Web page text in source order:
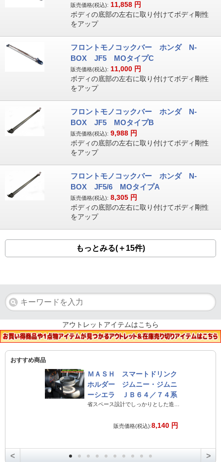
販売価格(税込): 11,858 円
ボディの底部の左右に取り付けてボディ剛性
をアップ
フロントモノコックバー ホンダ N-
BOX JF5 MOタイプC
販売価格(税込): 11,000 円
ボディの底部の左右に取り付けてボディ剛性
をアップ
フロントモノコックバー ホンダ N-
BOX JF5 MOタイプB
販売価格(税込): 9,988 円
ボディの底部の左右に取り付けてボディ剛性
をアップ
フロントモノコックバー ホンダ N-
BOX JF5/6 MOタイプA
販売価格(税込): 8,305 円
ボディの底部の左右に取り付けてボディ剛性
をアップ
もっとみる(＋15件)
アウトレットアイテムはこちら
おすすめ商品
ＭＡＳＨ スマートドリンク
ホルダー ジムニー・ジムニ
ーシエラ ＪＢ６４／７４系
販売価格(税込):8,140 円
< >